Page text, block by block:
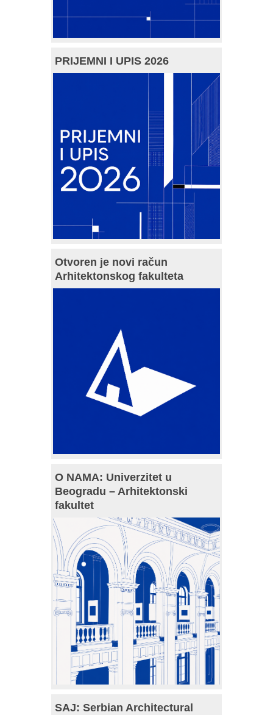
PRIJEMNI I UPIS 2026
Otvoren je novi račun
Arhitektonskog fakulteta
O NAMA: Univerzitet u
Beogradu – Arhitektonski
fakultet
SAJ: Serbian Architectural